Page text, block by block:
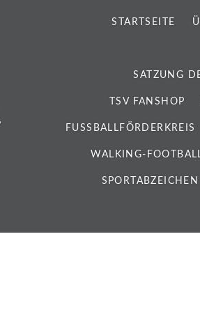
STARTSEITE
SATZUNG
TSV FANSHOP
FUSSBALLFÖRDERKREIS
WALKING-
SPORTABZEICHEN